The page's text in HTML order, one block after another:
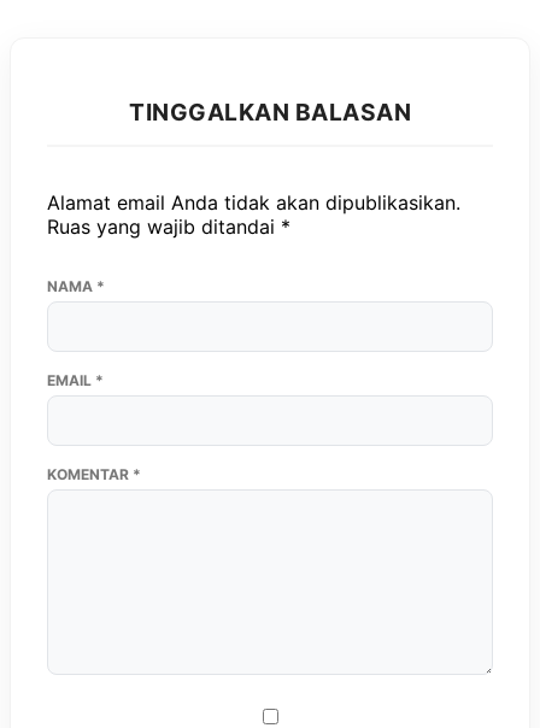
TINGGALKAN BALASAN
Alamat email Anda tidak akan dipublikasikan.
Ruas yang wajib ditandai *
KOMENTAR *
NAMA *
EMAIL *